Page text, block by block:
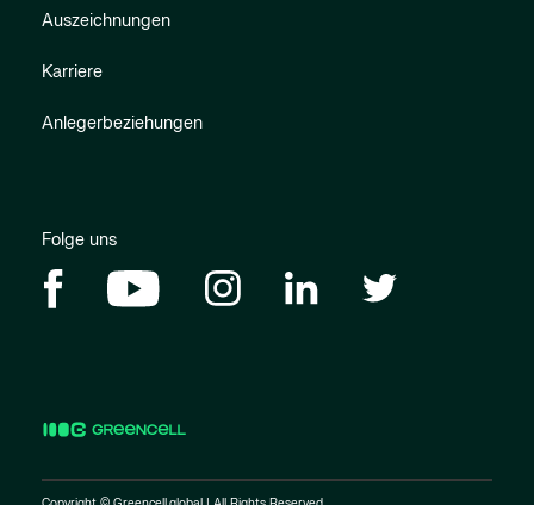
Auszeichnungen
Karriere
Anlegerbeziehungen
Folge uns